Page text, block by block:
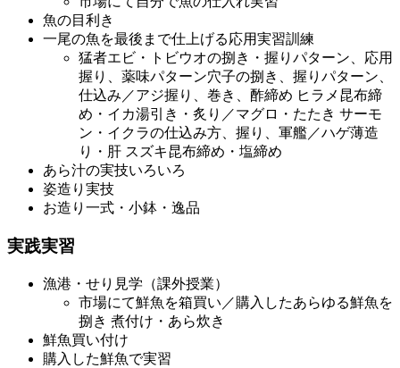
魚の目利き
一尾の魚を最後まで仕上げる応用実習訓練
猛者エビ・トビウオの捌き・握りパターン、応用
握り、薬味パターン穴子の捌き、握りパターン、
仕込み／アジ握り、巻き、酢締め ヒラメ昆布締
め・イカ湯引き・炙り／マグロ・たたき サーモ
ン・イクラの仕込み方、握り、軍艦／ハゲ薄造
り・肝 スズキ昆布締め・塩締め
あら汁の実技いろいろ
姿造り実技
お造り一式・小鉢・逸品
実践実習
漁港・せり見学（課外授業）
市場にて鮮魚を箱買い／購入したあらゆる鮮魚を
捌き 煮付け・あら炊き
鮮魚買い付け
購入した鮮魚で実習